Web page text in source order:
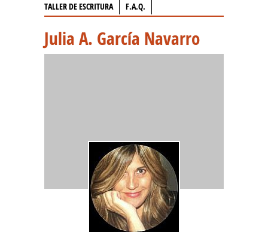
TALLER DE ESCRITURA
F.A.Q.
Julia A. García Navarro